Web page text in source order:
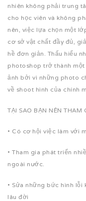
nhiên không phải trung
cho học viên và không
nên, việc lựa chọn một
cơ sở vật chất đầy đủ,
hề đơn giản. Thấu hiểu
photoshop trở thành
ảnh bởi vì những photo
về shoot hình của chính
TẠI SAO BẠN NÊN THAM
• Có cơ hội việc làm với
• Tham gia phát triển
ngoài nước.
• Sửa những bức hình
lâu đời